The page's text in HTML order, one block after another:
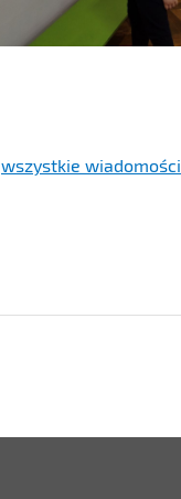
wszystkie wiadomości